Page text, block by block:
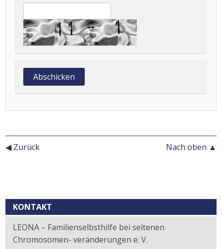
◀ Zurück Nach oben ▲
Kontext
KONTAKT
LEONA – Familienselbsthilfe bei seltenen
Chromosomen- veränderungen e. V.